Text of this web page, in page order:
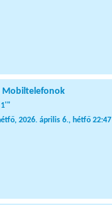
Mobiltelefonok
1'"
2026. április 6., hétfő 22:47